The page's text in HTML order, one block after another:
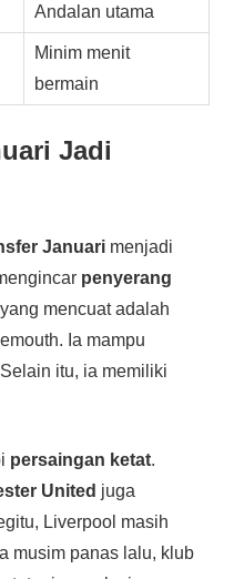
Andalan utama
Minim menit
bermain
Jadi
Januarimenjadi
penyerang
mencuat adalah
Ia mampu
itu, ia memiliki
persaingan ketat.
United juga
Liverpool masih
musim panas lalu, klub